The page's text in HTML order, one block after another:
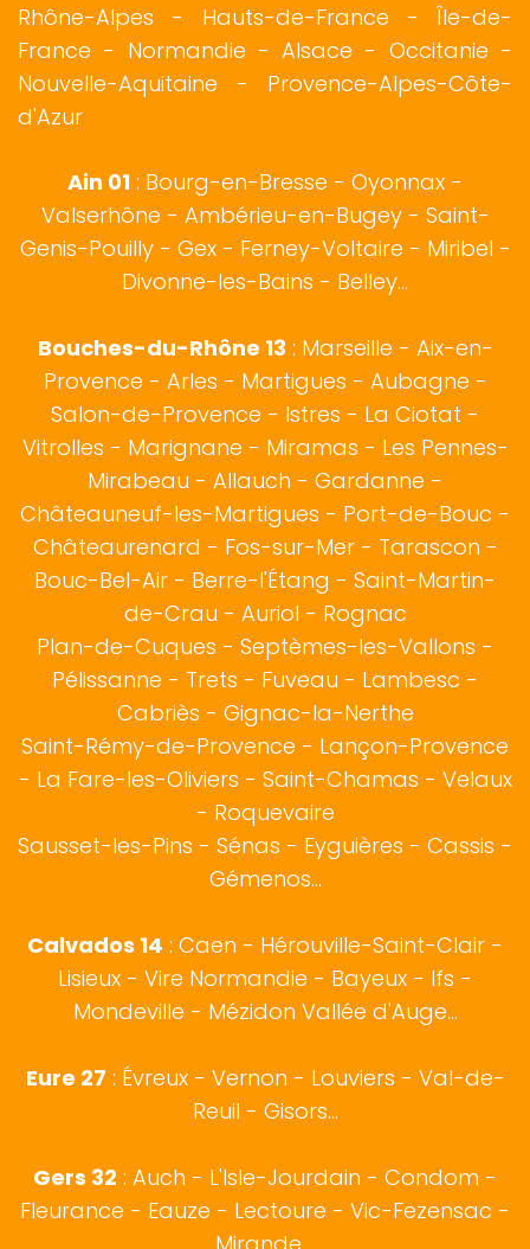
Rhône-Alpes - Hauts-de-France - Île-de-
France - Normandie -Alsace - Occitanie -
Nouvelle-Aquitaine - Provence-Alpes-Côte-
d'Azur
Ain 01 : Bourg-en-Bresse - Oyonnax -
Valserhône - Ambérieu-en-Bugey - Saint-
Genis-Pouilly - Gex- Ferney-Voltaire - Miribel -
Divonne-les-Bains - Belley...
Bouches-du-Rhône 13 : Marseille - Aix-en-
Provence - Arles - Martigues - Aubagne -
Salon-de-Provence - Istres - La Ciotat -
Vitrolles - Marignane - Miramas - Les Pennes-
Mirabeau - Allauch - Gardanne -
Châteauneuf-les-Martigues - Port-de-Bouc -
Châteaurenard - Fos-sur-Mer- Tarascon -
Bouc-Bel-Air - Berre-l'Étang - Saint-Martin-
de-Crau - Auriol - Rognac
Plan-de-Cuques - Septèmes-les-Vallons -
Pélissanne - Trets - Fuveau - Lambesc -
Cabriès - Gignac-la-Nerthe
Saint-Rémy-de-Provence - Lançon-Provence
- La Fare-les-Oliviers - Saint-Chamas - Velaux
- Roquevaire
Sausset-les-Pins - Sénas - Eyguières - Cassis -
Gémenos...
Calvados 14 : Caen - Hérouville-Saint-Clair -
Lisieux - Vire Normandie - Bayeux - Ifs -
Mondeville - Mézidon Vallée d'Auge...
Eure 27 : Évreux- Vernon - Louviers - Val-de-
Reuil - Gisors...
Gers 32 : Auch - L'Isle-Jourdain - Condom -
Fleurance - Eauze - Lectoure - Vic-Fezensac -